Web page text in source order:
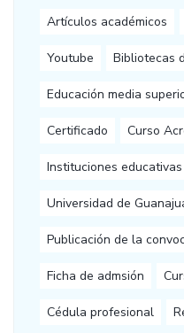
Artículos académicos
Youtube Bibliotecas
Educación media
Certificado Curso
Instituciones educativas
Universidad de
Publicación de la
Ficha de admsión
Cédula profesional